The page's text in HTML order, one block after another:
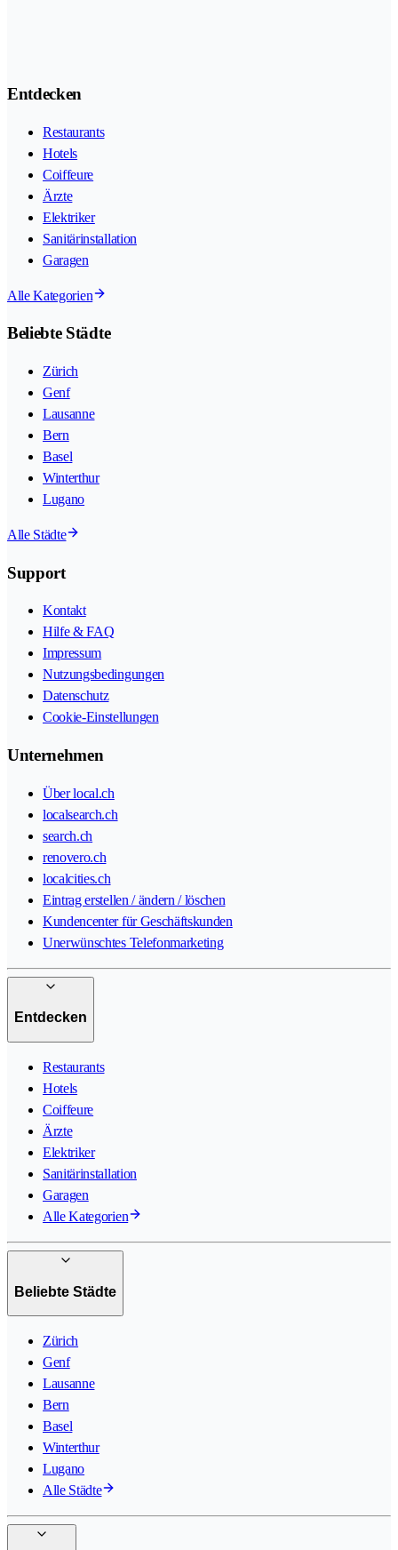
Entdecken
Restaurants
Hotels
Coiffeure
Ärzte
Elektriker
Sanitärinstallation
Garagen
Alle Kategorien
Beliebte Städte
Zürich
Genf
Lausanne
Bern
Basel
Winterthur
Lugano
Alle Städte
Support
Kontakt
Hilfe & FAQ
Impressum
Nutzungsbedingungen
Datenschutz
Cookie-Einstellungen
Unternehmen
Über local.ch
localsearch.ch
search.ch
renovero.ch
localcities.ch
Eintrag erstellen / ändern / löschen
Kundencenter für Geschäftskunden
Unerwünschtes Telefonmarketing
Entdecken
Restaurants
Hotels
Coiffeure
Ärzte
Elektriker
Sanitärinstallation
Garagen
Alle Kategorien
Beliebte Städte
Zürich
Genf
Lausanne
Bern
Basel
Winterthur
Lugano
Alle Städte